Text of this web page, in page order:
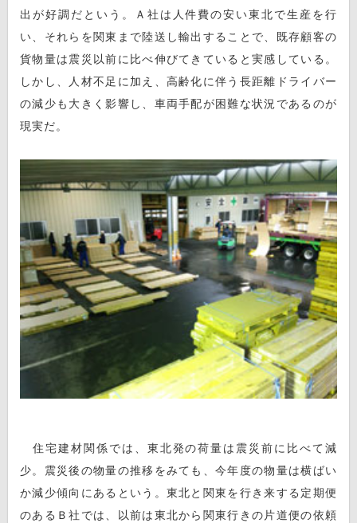
出が好調だという。Ａ社は人件費の安い東北で生産を行
い、それらを関東まで陸送し輸出することで、既存顧客の
貨物量は震災以前に比べ伸びてきていると実感している。
しかし、人材不足に加え、高齢化に伴う長距離ドライバー
の減少も大きく影響し、車両手配が困難な状況であるのが
現実だ。
住宅建材関係では、東北発の荷量は震災前に比べて減
少。震災後の物量の推移をみても、今年度の物量は横ばい
か減少傾向にあるという。東北と関東を行き来する定期便
のあるＢ社では、以前は東北から関東行きの片道便の依頼